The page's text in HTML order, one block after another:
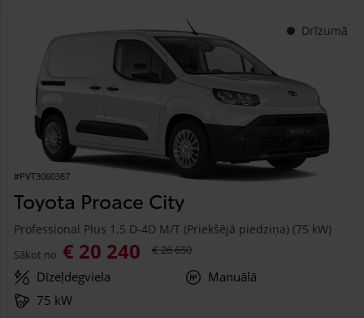
Drīzumā
#PVT3060387
Toyota Proace City
Professional Plus 1.5 D-4D M/T (Priekšējā piedziņa) (75 kW)
Sākot no € 20 240 € 26 650
Dīzeļdegviela
Manuālā
75 kW